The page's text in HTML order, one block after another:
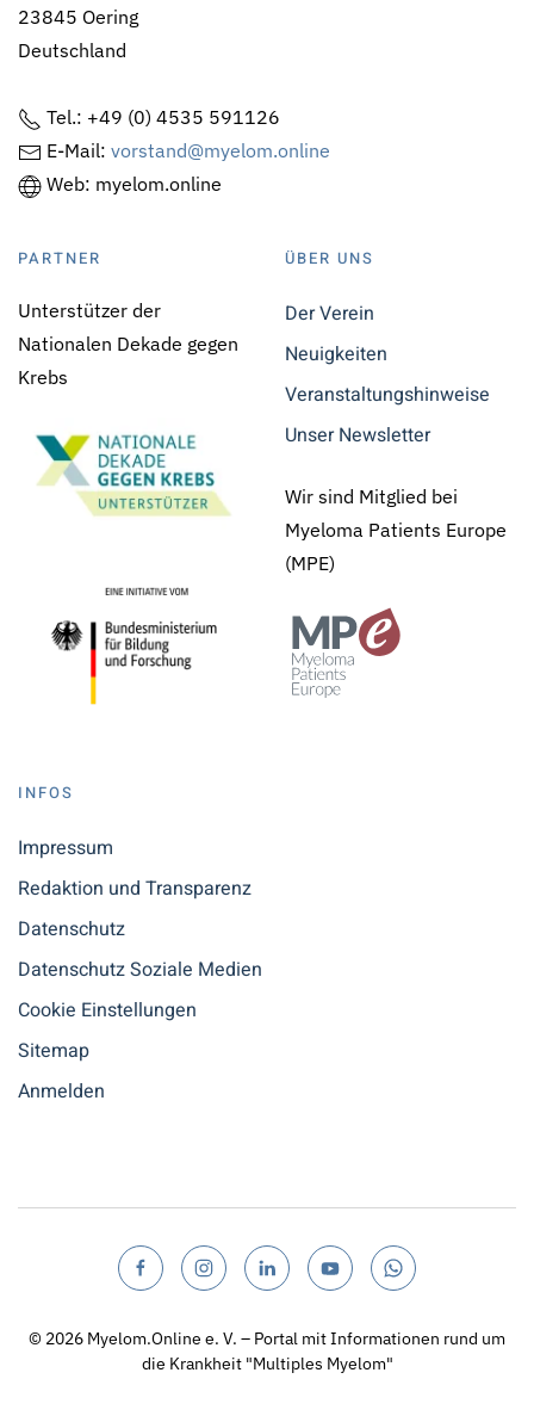
23845 Oering
Deutschland
Tel.: +49 (0) 4535 591126
E-Mail: vorstand@myelom.online
Web: myelom.online
PARTNER
Unterstützer der
Nationalen Dekade gegen
Krebs
ÜBER UNS
Der Verein
Neuigkeiten
Veranstaltungshinweise
Unser Newsletter
Wir sind Mitglied bei
Myeloma Patients Europe
(MPE)
INFOS
Impressum
Redaktion und Transparenz
Datenschutz
Datenschutz Soziale Medien
Cookie Einstellungen
Sitemap
Anmelden
© 2026 Myelom.Online e. V. – Portal mit Informationen rund um
die Krankheit "Multiples Myelom"